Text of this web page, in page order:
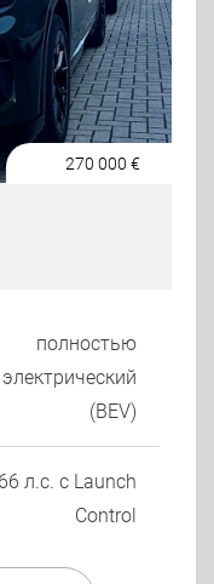
270 000 €
полностью
электрический
(BEV)
л.с. с Launch
Control